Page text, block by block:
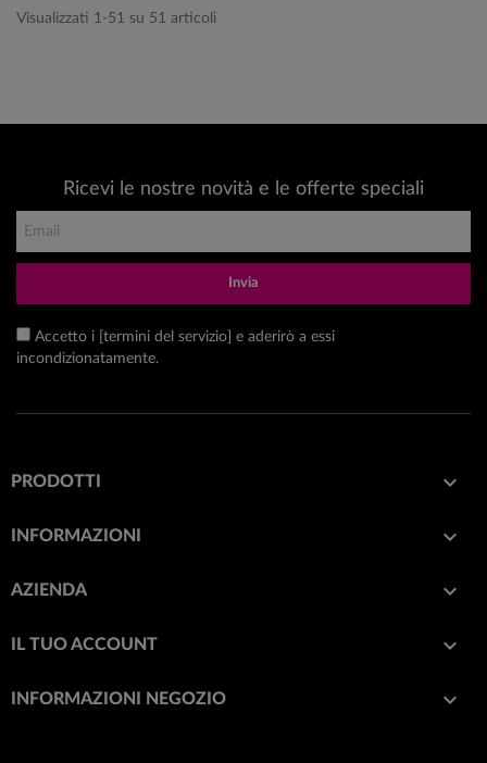
Visualizzati 1-51 su 51 articoli
Ricevi le nostre novità e le offerte speciali
Invia
Accetto i [termini del servizio] e aderirò a essi
incondizionatamente.
PRODOTTI 
INFORMAZIONI 
AZIENDA 
IL TUO ACCOUNT 
INFORMAZIONI NEGOZIO keyboard_arrow_down